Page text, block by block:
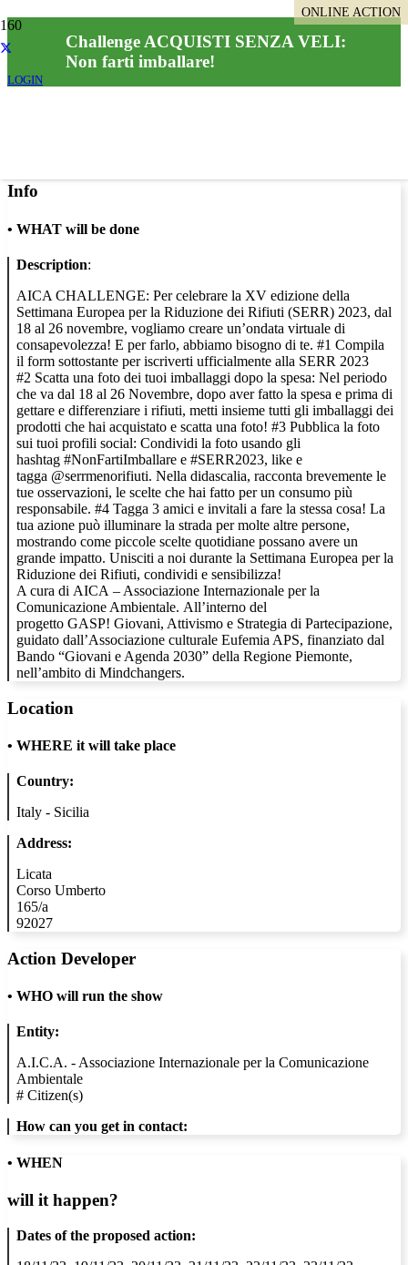
LOGIN
Challenge ACQUISTI SENZA VELI:
Non farti imballare!
Info
• WHAT will be done
Description:
AICA CHALLENGE: Per celebrare la XV edizione della
Settimana Europea per la Riduzione dei Rifiuti (SERR) 2023, dal
18 al 26 novembre, vogliamo creare un’ondata virtuale di
consapevolezza! E per farlo, abbiamo bisogno di te. #1 Compila
il form sottostante per iscriverti ufficialmente alla SERR 2023
#2 Scatta una foto dei tuoi imballaggi dopo la spesa: Nel periodo
che va dal 18 al 26 Novembre, dopo aver fatto la spesa e prima di
gettare e differenziare i rifiuti, metti insieme tutti gli imballaggi dei
prodotti che hai acquistato e scatta una foto! #3 Pubblica la foto
sui tuoi profili social: Condividi la foto usando gli
hashtag #NonFartiImballare e #SERR2023, like e
tagga @serrmenorifiuti. Nella didascalia, racconta brevemente le
tue osservazioni, le scelte che hai fatto per un consumo più
responsabile. #4 Tagga 3 amici e invitali a fare la stessa cosa! La
tua azione può illuminare la strada per molte altre persone,
mostrando come piccole scelte quotidiane possano avere un
grande impatto. Unisciti a noi durante la Settimana Europea per la
Riduzione dei Rifiuti, condividi e sensibilizza!
A cura di AICA – Associazione Internazionale per la
Comunicazione Ambientale. All’interno del
progetto GASP! Giovani, Attivismo e Strategia di Partecipazione,
guidato dall’Associazione culturale Eufemia APS, finanziato dal
Bando “Giovani e Agenda 2030” della Regione Piemonte,
nell’ambito di Mindchangers.
Location
• WHERE it will take place
Country:
Italy - Sicilia
Address:
Licata
Corso Umberto
165/a
92027
Action Developer
• WHO will run the show
Entity:
A.I.C.A. - Associazione Internazionale per la Comunicazione
Ambientale
# Citizen(s)
How can you get in contact:
• WHEN
will it happen?
Dates of the proposed action:
ONLINE ACTION